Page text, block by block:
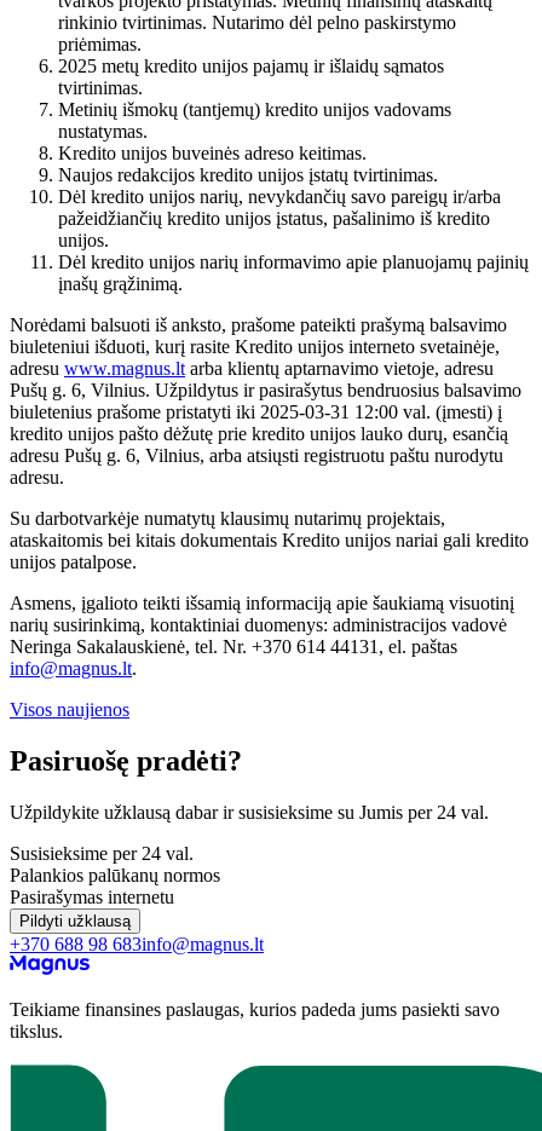
rinkinio tvirtinimas. Nutarimo dėl pelno paskirstymo
priėmimas.
2025 metų kredito unijos pajamų ir išlaidų sąmatos
tvirtinimas.
Metinių išmokų (tantjemų) kredito unijos vadovams
nustatymas.
Kredito unijos buveinės adreso keitimas.
Naujos redakcijos kredito unijos įstatų tvirtinimas.
Dėl kredito unijos narių, nevykdančių savo pareigų ir/arba
pažeidžiančių kredito unijos įstatus, pašalinimo iš kredito
unijos.
Dėl kredito unijos narių informavimo apie planuojamų pajinių
įnašų grąžinimą.
Norėdami balsuoti iš anksto, prašome pateikti prašymą balsavimo
biuleteniui išduoti, kurį rasite Kredito unijos interneto svetainėje,
adresu www.magnus.ltarba klientų aptarnavimo vietoje, adresu
Pušų g. 6, Vilnius. Užpildytus ir pasirašytus bendruosius balsavimo
biuletenius prašome pristatyti iki 2025-03-31 12:00 val. (įmesti) į
kredito unijos pašto dėžutę prie kredito unijos lauko durų, esančią
adresu Pušų g. 6, Vilnius, arba atsiųsti registruotu paštu nurodytu
adresu.
Su darbotvarkėje numatytų klausimų nutarimų projektais,
ataskaitomis bei kitais dokumentais Kredito unijos nariai gali kredito
unijos patalpose.
Asmens, įgalioto teikti išsamią informaciją apie šaukiamą visuotinį
narių susirinkimą, kontaktiniai duomenys: administracijos vadovė
Neringa Sakalauskienė, tel. Nr. +370 614 44131, el. paštas
info@magnus.lt.
Visos naujienos
Pasiruošę pradėti?
Užpildykite užklausą dabar ir susisieksime su Jumis per 24 val.
Susisieksime per 24 val.
Palankios palūkanų normos
Pasirašymas internetu
Pildyti užklausą
+370 688 98 683info@magnus.lt
Teikiame finansines paslaugas, kurios padeda jums pasiekti savo
tikslus.